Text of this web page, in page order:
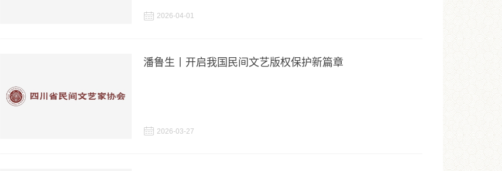
 2026-04-01
潘鲁生丨开启我国民间文艺版权保护新篇章
 2026-03-27